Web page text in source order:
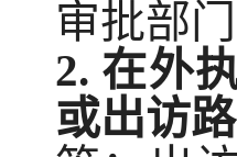
审批部
2. 在外
或出访